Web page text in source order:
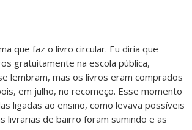
que faz o livro circular. Eu diria que
gratuitamente na escola pública,
lembram, mas os livros eram comprados
em julho, no recomeço. Esse momento
ligadas ao ensino, como levava possíveis
livrarias de bairro foram sumindo e as